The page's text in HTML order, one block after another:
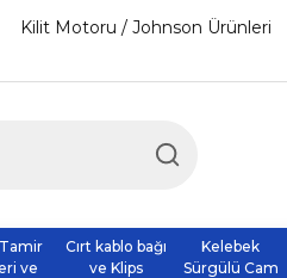
Kilit Motoru / Johnson Ürünleri
ve
Cırt kablo bağı
ve Klips
Kelebek
Sürgülü Cam